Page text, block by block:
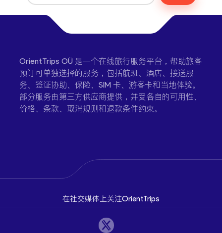
OrientTrips OÜ 是一个在线旅行服务平台，帮助旅客
预订可单独选择的服务，包括航班、酒店、接送服
务、签证协助、保险、SIM 卡、游客卡和当地体验。
部分服务由第三方供应商提供，并受各自的可用性、
价格、条款、取消规则和退款条件约束。
在社交媒体上关注OrientTrips